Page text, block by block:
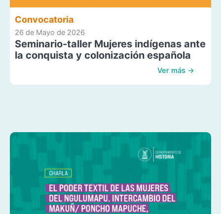
Convocatoria
26 de Mayo de 2026
Seminario-taller Mujeres indígenas ante
la conquista y colonización española
Ver más →